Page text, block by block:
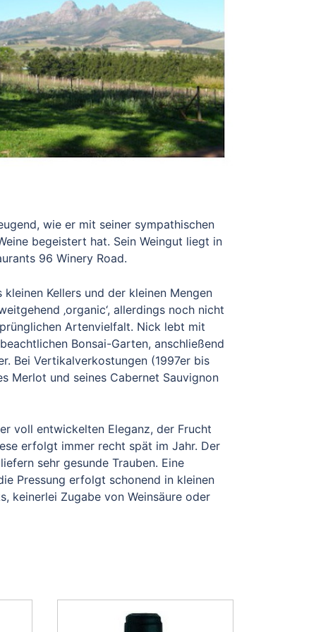
wie er mit seiner sympathischen
begeistert hat. Sein Weingut liegt in
96 Winery Road.
Kellers und der kleinen Mengen
‚organic‘, allerdings noch nicht
Artenvielfalt. Nick lebt mit
Bonsai-Garten, anschließend
Bei Vertikalverkostungen (1997er bis
Merlot und seines Cabernet Sauvignon
voll entwickelten Eleganz, der Frucht
erfolgt immer recht spät im Jahr. Der
sehr gesunde Trauben. Eine
Pressung erfolgt schonend in kleinen
keinerlei Zugabe von Weinsäure oder